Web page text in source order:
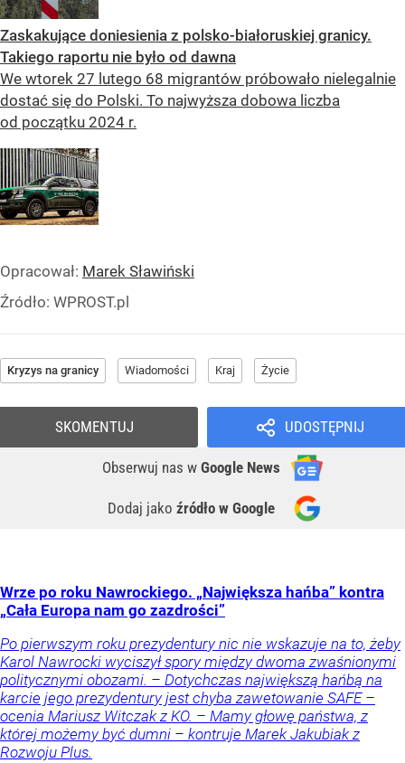
Zaskakujące doniesienia z polsko-białoruskiej granicy.
Takiego raportu nie było od dawna
We wtorek 27 lutego 68 migrantów próbowało nielegalnie
dostać się do Polski. To najwyższa dobowa liczba
od początku 2024 r.
Opracował: Marek Sławiński
Źródło: WPROST.pl
Kryzys na granicy Wiadomości Kraj Życie
UDOSTĘPNIJ
Obserwuj nas w Google News
Dodaj jako źródło w Google
SKOMENTUJ
Wrze po roku Nawrockiego. „Największa hańba” kontra
„Cała Europa nam go zazdrości”
Po pierwszym roku prezydentury nic nie wskazuje na to, żeby
Karol Nawrocki wyciszył spory między dwoma zwaśnionymi
politycznymi obozami. – Dotychczas największą hańbą na
karcie jego prezydentury jest chyba zawetowanie SAFE –
ocenia Mariusz Witczak z KO. – Mamy głowę państwa, z
której możemy być dumni – kontruje Marek Jakubiak z
Rozwoju Plus.